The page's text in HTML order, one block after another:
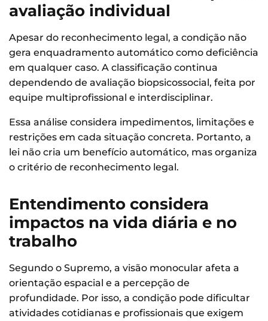
avaliação individual
Apesar do reconhecimento legal, a condição não
gera enquadramento automático como deficiência
em qualquer caso. A classificação continua
dependendo de avaliação biopsicossocial, feita por
equipe multiprofissional e interdisciplinar.
Essa análise considera impedimentos, limitações e
restrições em cada situação concreta. Portanto, a
lei não cria um benefício automático, mas organiza
o critério de reconhecimento legal.
Entendimento considera
impactos na vida diária e no
trabalho
Segundo o Supremo, a visão monocular afeta a
orientação espacial e a percepção de
profundidade. Por isso, a condição pode dificultar
atividades cotidianas e profissionais que exigem